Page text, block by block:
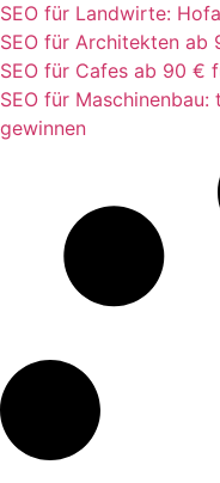
SEO für Landwirte:
SEO für Architekten ab
SEO für Cafes ab 90 €
SEO für
gewinnen